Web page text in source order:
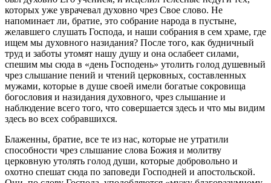
которых уже уврачевал духовно чрез Свое слово. Не
напоминает ли, братие, это собрание народа в пустыне,
желавшего слушать Господа, и наши собрания в сем храме, где
ищем мы духовного назидания? После того, как будничный
труд и заботы утомят нашу душу и она ослабеет силами,
спешим мы сюда в «день Господень» утолить голод душевный
чрез слышание пений и чтений церковных, составленных
мужами, которые в душе своей имели богатые сокровища
богословия и назидания духовного, чрез слышание и
наблюдение всего того, что совершается здесь и что мы видим
здесь во всех собравшихся.
Блаженны, братие, все те из нас, которые не утратили
способности чрез слышание слова Божия и молитву
церковную утолять голод души, которые добровольно и
охотно спешат сюда по заповеди Господней и апостольской.